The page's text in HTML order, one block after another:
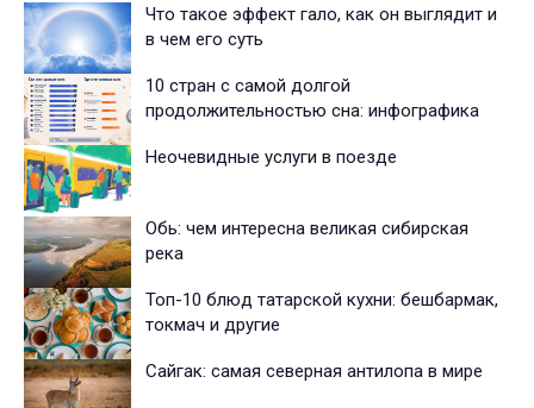
Что такое эффект гало, как он выглядит и
в чем его суть
10 стран с самой долгой
продолжительностью сна: инфографика
Неочевидные услуги в поезде
Обь: чем интересна великая сибирская
река
Топ-10 блюд татарской кухни: бешбармак,
токмач и другие
Сайгак: самая северная антилопа в мире